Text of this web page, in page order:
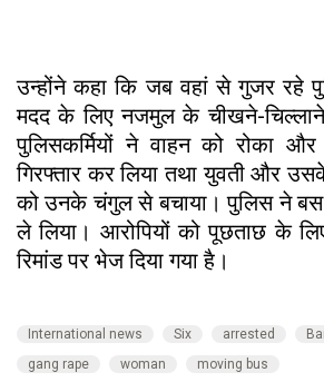
उन्होंने कहा कि जब वहां से गुजर रहे
मदद के लिए नजमुल के चीखने-
पुलिसकर्मियों ने वाहन को रोका
गिरफ्तार कर लिया तथा युवती और
को उनके चंगुल से बचाया। पुलिस ने
ले लिया। आरोपियों को पूछताछ के
रिमांड पर भेज दिया गया है।
International news Six arrested
gang rape
woman moving bus